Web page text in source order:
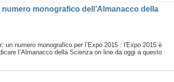
monografico dell’Almanacco della
un numero monografico per l’Expo 2015 : l'Expo 2015 è
l’Almanacco della Scienza on line da oggi a questo